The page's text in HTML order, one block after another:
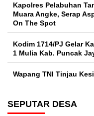
Kapolres Pelabuhan
Muara Angke, Serap
On The Spot
Kodim 1714/PJ Gelar
1 Mulia Kab. Puncak
Wapang TNI Tinjau
SEPUTAR DESA